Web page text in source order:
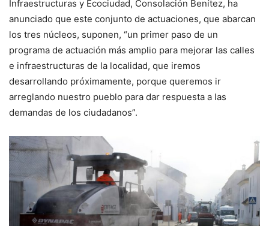
Infraestructuras y Ecociudad, Consolación Benítez, ha
anunciado que este conjunto de actuaciones, que abarcan
los tres núcleos, suponen, “un primer paso de un
programa de actuación más amplio para mejorar las calles
e infraestructuras de la localidad, que iremos
desarrollando próximamente, porque queremos ir
arreglando nuestro pueblo para dar respuesta a las
demandas de los ciudadanos”.